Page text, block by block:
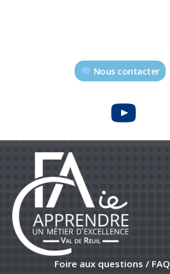
Nous contacter
Foire aux questions / FAQ